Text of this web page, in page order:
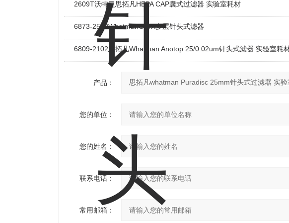
2609T沃特曼思拓凡HEPA CAP囊式过滤器 实验室耗材
6873-2502WhatmanGD/X多层针头式滤器
6809-2102思拓凡Whatman Anotop 25/0.02um针头式滤器 实验室耗
产品：
您的单位：
您的姓名：
联系电话：
常用邮箱：